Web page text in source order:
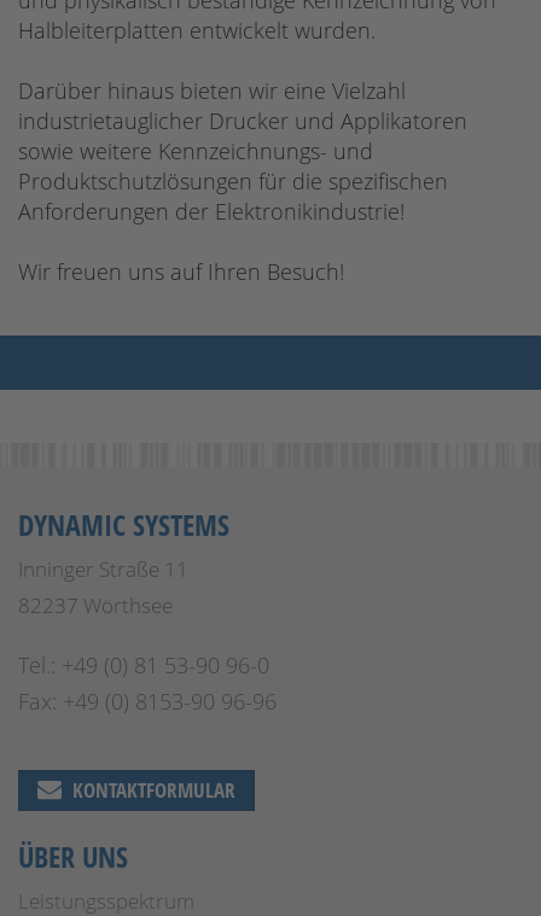
Halbleiterplatten entwickelt wurden.
Darüber hinaus bieten wir eine Vielzahl
industrietauglicher Drucker und Applikatoren
sowie weitere Kennzeichnungs- und
Produktschutzlösungen für die spezifischen
Anforderungen der Elektronikindustrie!
Wir freuen uns auf Ihren Besuch!
DYNAMIC SYSTEMS
Inninger Straße 11
82237 Wörthsee
Tel.: +49 (0) 81 53-90 96-0
Fax: +49 (0) 8153-90 96-96
KONTAKTFORMULAR
ÜBER UNS
Leistungsspektrum